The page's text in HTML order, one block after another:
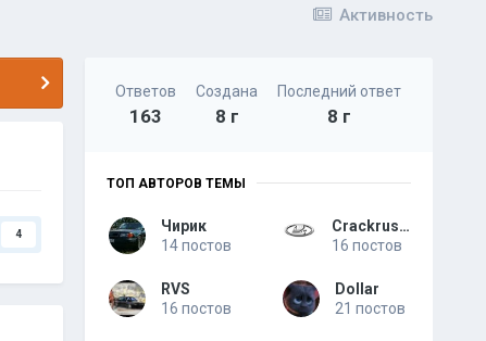
Активность
4
Ответов
163
Создана
8 г
Последний ответ
8 г
ТОП АВТОРОВ ТЕМЫ
Чирик
14 постов
Crackrus21
16 постов
RVS
16 постов
Dollar
21 постов